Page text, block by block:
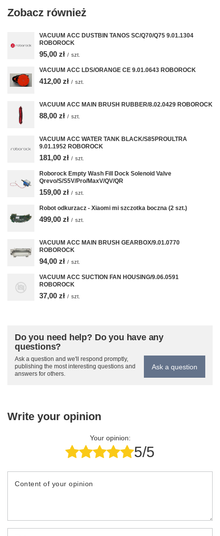
Zobacz również
VACUUM ACC DUSTBIN TANOS SC/Q70/Q75 9.01.1304
ROBOROCK
95,00 zł / szt.
VACUUM ACC LDS/ORANGE CE 9.01.0643 ROBOROCK
412,00 zł / szt.
VACUUM ACC MAIN BRUSH RUBBER/8.02.0429 ROBOROCK
88,00 zł / szt.
VACUUM ACC WATER TANK BLACK/S85PROULTRA
9.01.1952 ROBOROCK
181,00 zł / szt.
Roborock Empty Wash Fill Dock Solenoid Valve
Qrevo/S/S5V/Pro/MaxV/QV/QR
159,00 zł / szt.
Robot odkurzacz - Xiaomi mi szczotka boczna (2 szt.)
499,00 zł / szt.
VACUUM ACC MAIN BRUSH GEARBOX/9.01.0770
ROBOROCK
94,00 zł / szt.
VACUUM ACC SUCTION FAN HOUSING/9.06.0591
ROBOROCK
37,00 zł / szt.
Do you need help? Do you have any
questions?
Ask a question and we'll respond promptly,
publishing the most interesting questions and
answers for others.
Ask a question
Write your opinion
Your opinion:
5/5
Content of your opinion